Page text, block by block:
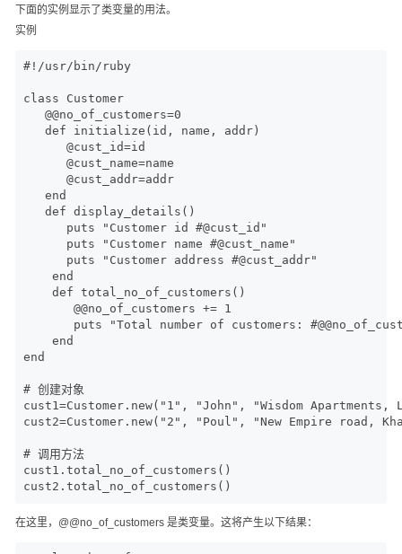
下面的实例显示了类变量的用法。
实例
#!/usr/bin/ruby
class Customer
   @@no_of_customers=0
   def initialize(id, name, addr)
      @cust_id=id
      @cust_name=name
      @cust_addr=addr
   end
   def display_details()
      puts "Customer id #@cust_id"
      puts "Customer name #@cust_name"
      puts "Customer address #@cust_addr"
    end
    def total_no_of_customers()
       @@no_of_customers += 1
puts "Total number of customers:
    end
end
# 创建对象
cust1=Customer.new("1", "John", "Wisdom Apartments,
cust2=Customer.new("2", "Poul", "New Empire road,
# 调用方法
cust1.total_no_of_customers()
cust2.total_no_of_customers()
在这里，@@no_of_customers 是类变量。这将产生以下结果：